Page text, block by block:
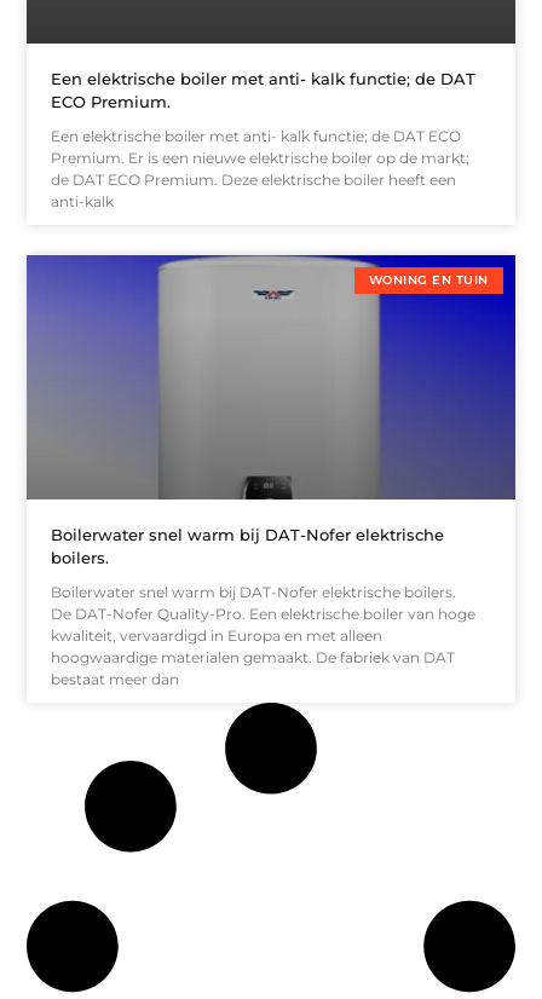
Een elektrische boiler met anti- kalk functie; de DAT
ECO Premium.
Een elektrische boiler met anti- kalk functie; de DAT ECO
Premium. Er is een nieuwe elektrische boiler op de markt;
de DAT ECO Premium. Deze elektrische boiler heeft een
anti-kalk
WONING EN TUIN
Boilerwater snel warm bij DAT-Nofer elektrische
boilers.
Boilerwater snel warm bij DAT-Nofer elektrische boilers.
De DAT-Nofer Quality-Pro. Een elektrische boiler van hoge
kwaliteit, vervaardigd in Europa en met alleen
hoogwaardige materialen gemaakt. De fabriek van DAT
bestaat meer dan